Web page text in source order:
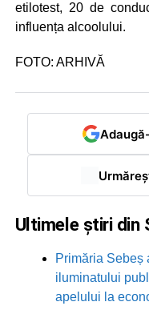
etilotest, 20 de
influența alcoolului.
FOTO: ARHIVĂ
Ultimele știri din
Primăria Sebeș
iluminatului
apelului la